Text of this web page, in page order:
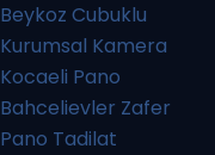
Beykoz Cubuklu
Kurumsal Kamera
Kocaeli Pano
Bahcelievler Zafer
Pano Tadilat